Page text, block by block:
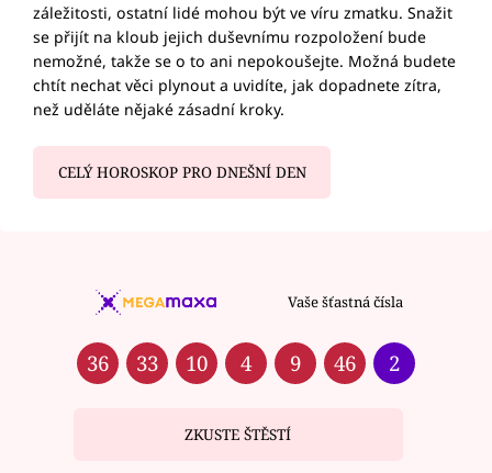
záležitosti, ostatní lidé mohou být ve víru zmatku. Snažit
se přijít na kloub jejich duševnímu rozpoložení bude
nemožné, takže se o to ani nepokoušejte. Možná budete
chtít nechat věci plynout a uvidíte, jak dopadnete zítra,
než uděláte nějaké zásadní kroky.
CELÝ HOROSKOP PRO DNEŠNÍ DEN
Vaše šťastná čísla
36 33 10 4 9 46 2
ZKUSTE ŠTĚSTÍ